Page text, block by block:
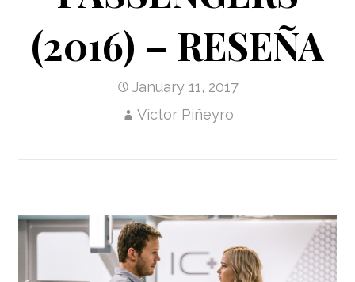
(2016) – RESEÑA
January 11, 2017
Víctor Piñeyro